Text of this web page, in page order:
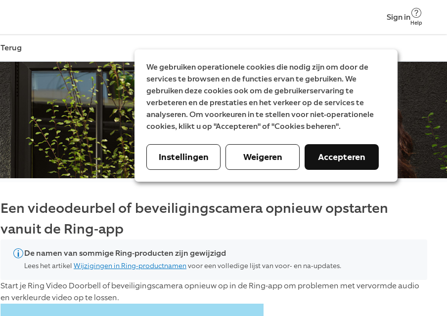
Sign in
Help
Terug
Een videodeurbel of beveiligingscamera opnieuw opstarten
vanuit de Ring-app
De namen van sommige Ring-producten zijn gewijzigd
Lees het artikel Wijzigingen in Ring-productnamen voor een volledige lijst van voor- en na-updates.
Start je Ring Video Doorbell of beveiligingscamera opnieuw op in de Ring-app om problemen met vervormde audio
en verkleurde video op te lossen.
We gebruiken operationele cookies die nodig zijn om door de
services te browsen en de functies ervan te gebruiken. We
gebruiken deze cookies ook om de gebruikerservaring te
verbeteren en de prestaties en het verkeer op de services te
analyseren. Om voorkeuren in te stellen voor niet-operationele
cookies, klikt u op "Accepteren" of "Cookies beheren".
Instellingen Weigeren Accepteren